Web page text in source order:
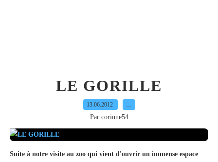
LE GORILLE
13.06.2012 …
Par corinne54
Suite à notre visite au zoo qui vient d'ouvrir un immense espace